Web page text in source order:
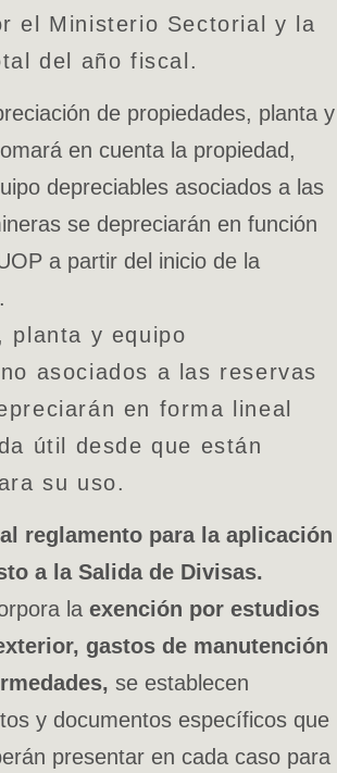
el Ministerio Sectorial y la
del año fiscal.
de propiedades, planta y
en cuenta la propiedad,
depreciables asociados a las
se depreciarán en función
a partir del inicio de la
planta y equipo
asociados a las reservas
en forma lineal
útil desde que están
su uso.
reglamento para la aplicación
a la Salida de Divisas.
la exención por estudios
gastos de manutención
se establecen
y documentos específicos que
presentar en cada caso para